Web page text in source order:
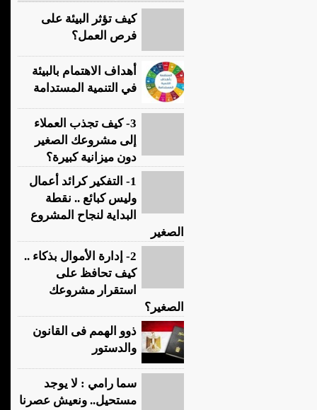
كيف تؤثر البيئة على
فرص العمل؟
أهداف الاهتمام بالبيئة
في التنمية المستدامة
3- كيف تجذب العملاء
إلى مشروعك الصغير
دون ميزانية كبيرة؟
1- التفكير كرائد أعمال
وليس كبائع .. نقطة
البداية لنجاح المشروع
الصغير
2- إدارة الأموال بذكاء ..
كيف تحافظ على
استقرار مشروعك
الصغير؟
ذوو الهمم فى القانون
والدستور
سما رامي : لا يوجد
مستحيل.. ونعيش عصرنا